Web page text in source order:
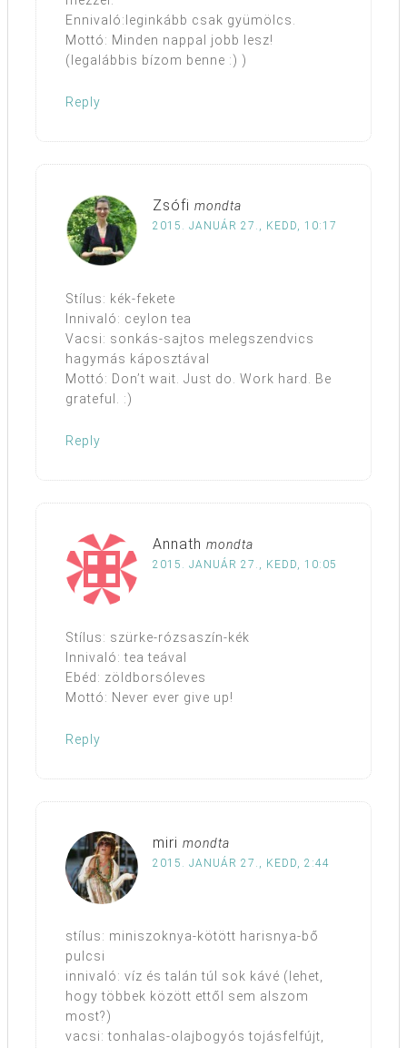
Ennivaló:leginkább csak gyümölcs.
Mottó: Minden nappal jobb lesz!
(legalábbis bízom benne :) )
Reply
Zsófi mondta
2015. JANUÁR 27., KEDD, 10:17
Stílus: kék-fekete
Innivaló: ceylon tea
Vacsi: sonkás-sajtos melegszendvics
hagymás káposztával
Mottó: Don’t wait. Just do. Work hard. Be
grateful. :)
Reply
Annath mondta
2015. JANUÁR 27., KEDD, 10:05
Stílus: szürke-rózsaszín-kék
Innivaló: tea teával
Ebéd: zöldborsóleves
Mottó: Never ever give up!
Reply
miri mondta
2015. JANUÁR 27., KEDD, 2:44
stílus: miniszoknya-kötött harisnya-bő
pulcsi
innivaló: víz és talán túl sok kávé (lehet,
hogy többek között ettől sem alszom
most?)
vacsi: tonhalas-olajbogyós tojásfelfújt,